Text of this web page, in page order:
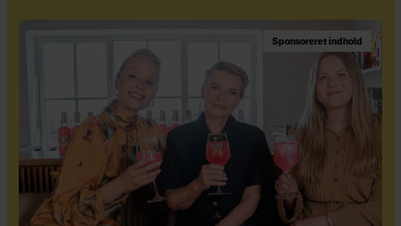
Sponsoreret indhold